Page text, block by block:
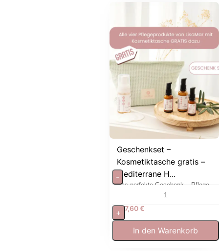
Geschenkset –
Kosmetiktasche gratis –
mediterrane H...
Das perfekte Geschenk – Pflege
& Tasche inklusive
107,60€
-
+
In den Warenkorb